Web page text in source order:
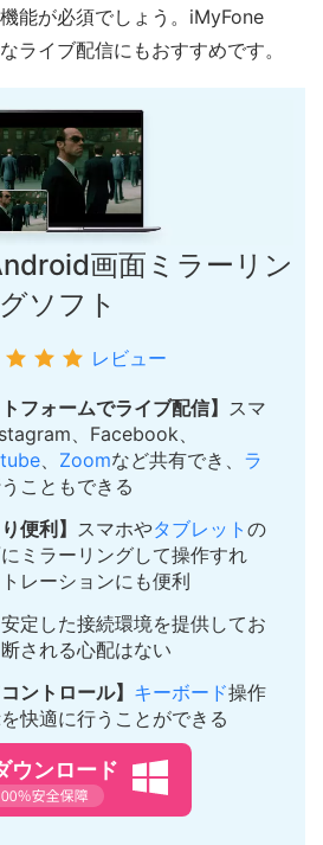
能が必須でしょう。iMyFone
ライブ配信にもおすすめです。
画面ミラーリン
グソフト
レビュー
フォームでライブ配信】 スマ
、Facebook、
Zoomなど共有でき、 ラ
こともできる
便利】 スマホやタブレット の
ミラーリングして操作すれ
レーションにも便利
安定した接続環境を提供してお
される心配はない
ントロール】 キーボード操作
快適に行うことができる
ウンロード